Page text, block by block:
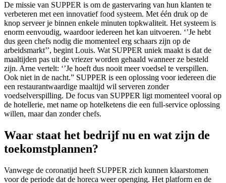
De missie van SUPPER is om de gastervaring van hun klanten te
verbeteren met een innovatief food systeem. Met één druk op de
knop serveer je binnen enkele minuten topkwaliteit. Het systeem is
enorm eenvoudig, waardoor iedereen het kan uitvoeren. ‘’Je hebt
dus geen chefs nodig die momenteel erg schaars zijn op de
arbeidsmarkt’’, begint Louis. Wat SUPPER uniek maakt is dat de
maaltijden pas uit de vriezer worden gehaald wanneer ze besteld
zijn. Arne vertelt: ‘’Je hoeft dus nooit meer voedsel te verspillen.
Ook niet in de nacht.” SUPPER is een oplossing voor iedereen die
een restaurantwaardige maaltijd wil serveren zonder
voedselverspilling. De focus van SUPPER ligt momenteel vooral op
de hotellerie, met name op hotelketens die een full-service oplossing
willen, maar dan zonder chefs.
Waar staat het bedrijf nu en wat zijn de
toekomstplannen?
Vanwege de coronatijd heeft SUPPER zich kunnen klaarstomen
voor de periode dat de horeca weer openging. Het platform en de